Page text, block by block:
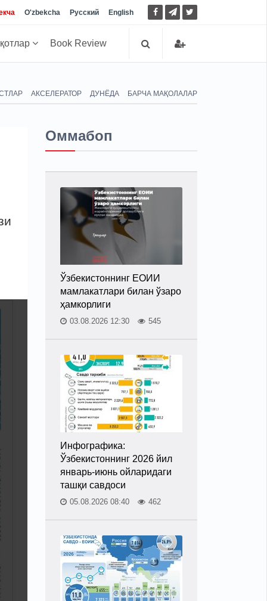
O'zbekcha Русский English
Book Review
АКСЕЛЕРАТОР ДУНЁДА БАРЧА МАҚОЛАЛАР
Оммабоп
Ўзбекистоннинг ЕОИИ
мамлакатлари билан ўзаро
ҳамкорлиги
03.08.2026 12:30 545
Инфографика:
Ўзбекистоннинг 2026 йил
январь-июнь ойларидаги
ташқи савдоси
05.08.2026 08:40 462